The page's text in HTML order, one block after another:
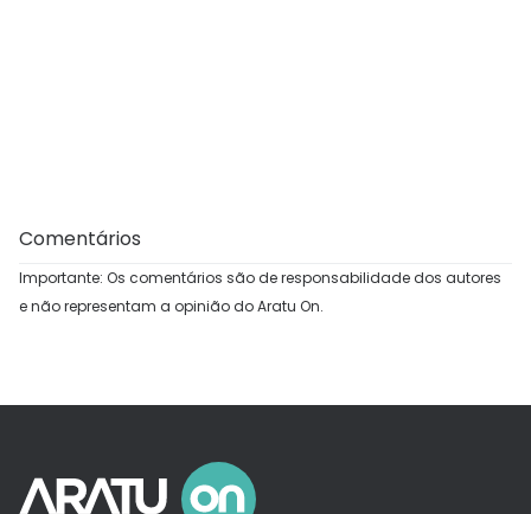
Comentários
Importante: Os comentários são de responsabilidade dos autores
e não representam a opinião do Aratu On.